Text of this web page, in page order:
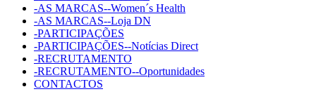
-AS MARCAS--Women´s Health
-AS MARCAS--Loja DN
-PARTICIPAÇÕES
-PARTICIPAÇÕES--Notícias Direct
-RECRUTAMENTO
-RECRUTAMENTO--Oportunidades
CONTACTOS